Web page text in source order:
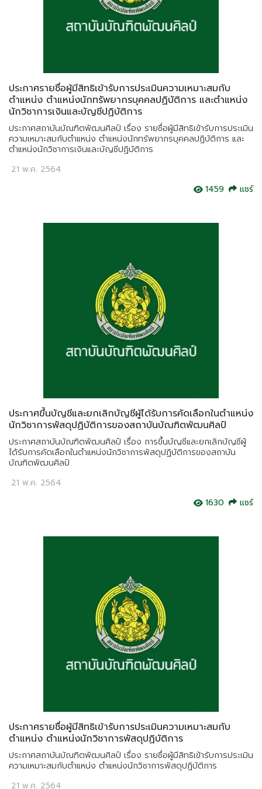
ประกาศรายชื่อผู้มีสิทธิเข้ารับการประเมินความเหมาะสมกับ
ตำแหน่ง ตำแหน่งนักทรัพยากรบุคคลปฏิบัติการ และตำแหน่ง
นักวิชาการเงินและบัญชีปฏิบัติการ
ประกาศสถาบันบัณฑิตพัฒนศิลป์ เรื่อง รายชื่อผู้มีสิทธิเข้ารับการประเมิน
ความเหมาะสมกับตำแหน่ง ตำแหน่งนักทรัพยากรบุคคลปฏิบัติการ และ
ตำแหน่งนักวิชาการเงินและบัญชีปฏิบัติการ
21 พ.ค. 2564
1459
แชร์
ประกาศขึ้นบัญชีและยกเลิกบัญชีผู้ได้รับการคัดเลือกในตำแหน่ง
นักวิชาการพัสดุปฏิบัติการของสถาบันบัณฑิตพัฒนศิลป์
ประกาศสถาบันบัณฑิตพัฒนศิลป์ เรื่อง การขึ้นบัญชีและยกเลิกบัญชีผู้
ได้รับการคัดเลือกในตำแหน่งนักวิชาการพัสดุปฏิบัติการของสถาบัน
บัณฑิตพัฒนศิลป์
21 พ.ค. 2564
1630
แชร์
ประกาศรายชื่อผู้มีสิทธิเข้ารับการประเมินความเหมาะสมกับ
ตำแหน่ง ตำแหน่งนักวิชาการพัสดุปฏิบัติการ
ประกาศสถาบันบัณฑิตพัฒนศิลป์ เรื่อง รายชื่อผู้มีสิทธิเข้ารับการประเมิน
ความเหมาะสมกับตำแหน่ง ตำแหน่งนักวิชาการพัสดุปฏิบัติการ
21 พ.ค. 2564